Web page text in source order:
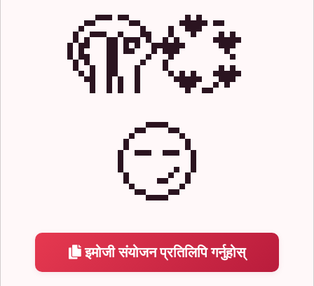
🫣💞
😏
इमोजी संयोजन प्रतिलिपि गर्नुहोस्